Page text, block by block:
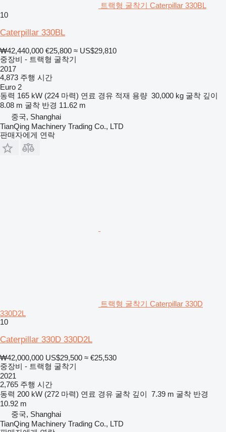
트랙형 굴착기 Caterpillar 330BL
10
Caterpillar 330BL
₩42,440,000 €25,800 ≈ US$29,810
중장비 - 트랙형 굴착기
2017
4,873 주행 시간
Euro 2
동력 165 kW (224 마력) 연료 경유 적재 용량 30,000 kg 굴착 깊이
8.08 m 굴착 반경 11.62 m
중국, Shanghai
TianQing Machinery Trading Co., LTD
판매자에게 연락
트랙형 굴착기 Caterpillar 330D
330D2L
10
Caterpillar 330D 330D2L
₩42,000,000 US$29,500 ≈ €25,530
중장비 - 트랙형 굴착기
2021
2,765 주행 시간
동력 200 kW (272 마력) 연료 경유 굴착 깊이 7.39 m 굴착 반경
10.92 m
중국, Shanghai
TianQing Machinery Trading Co., LTD